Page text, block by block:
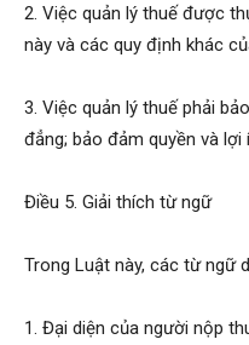
2. Việc quản lý thuế được
này và các quy định khác
3. Việc quản lý thuế phải
đẳng; bảo đảm quyền và
Điều 5. Giải thích từ ngữ
Trong Luật này, các từ ngữ
1. Đại diện của người nộp